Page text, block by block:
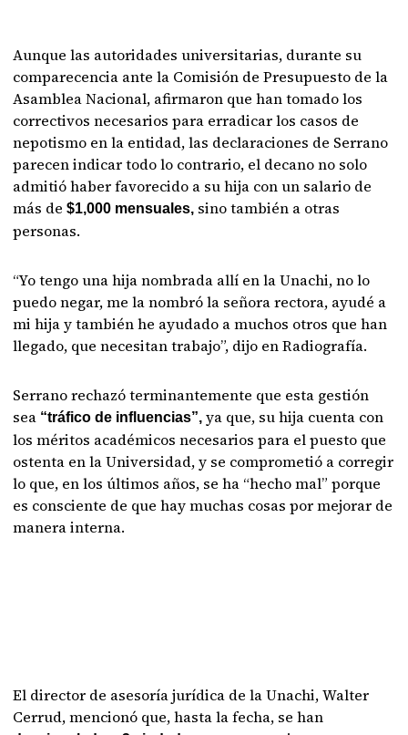
Aunque las autoridades universitarias, durante su
comparecencia ante la Comisión de Presupuesto de la
Asamblea Nacional, afirmaron que han tomado los
correctivos necesarios para erradicar los casos de
nepotismo en la entidad, las declaraciones de Serrano
parecen indicar todo lo contrario, el decano no solo
admitió haber favorecido a su hija con un salario de
más de$1,000 mensuales, sino también a otras
personas.
“Yo tengo una hija nombrada allí en la Unachi, no lo
puedo negar, me la nombró la señora rectora, ayudé a
mi hija y también he ayudado a muchos otros que han
llegado, que necesitan trabajo”, dijo en Radiografía.
Serrano rechazó terminantemente que esta gestión
sea “tráfico de influencias”, ya que, su hija cuenta con
los méritos académicos necesarios para el puesto que
ostenta en la Universidad, y se comprometió a corregir
lo que, en los últimos años, se ha “hecho mal” porque
es consciente de que hay muchas cosas por mejorar de
manera interna.
El director de asesoría jurídica de la Unachi, Walter
Cerrud, mencionó que, hasta la fecha, se han